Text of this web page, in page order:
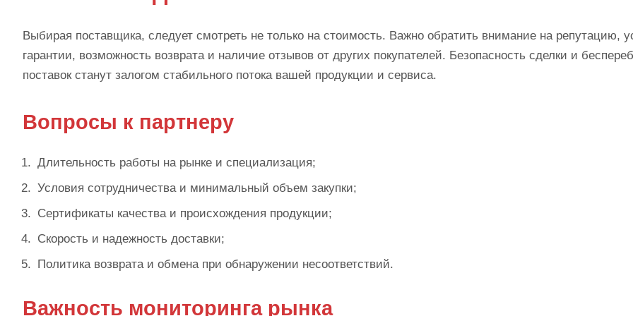
Выбирая поставщика, следует смотреть не только на стоимость. Важно обратить внимание на репутацию,
гарантии, возможность возврата и наличие отзывов от других покупателей. Безопасность сделки и
поставок станут залогом стабильного потока вашей продукции и сервиса.
Вопросы к партнеру
Длительность работы на рынке и специализация;
Условия сотрудничества и минимальный объем закупки;
Сертификаты качества и происхождения продукции;
Скорость и надежность доставки;
Политика возврата и обмена при обнаружении несоответствий.
Важность мониторинга рынка